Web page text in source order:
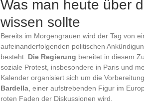
Was man heute über
wissen sollte
Bereits im Morgengrauen wird der Tag von
aufeinanderfolgenden politischen
besteht. Die Regierung bereitet in diesem
soziale Protest, insbesondere in Paris und
Kalender organisiert sich um die
Bardella , einer aufstrebenden Figur im
roten Faden der Diskussionen wird.